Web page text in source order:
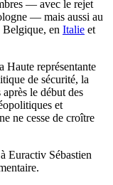
— avec le rejet
— mais aussi au
en Italie et
Haute représentante
de sécurité, la
le début des
et
ne cesse de croître
Euractiv Sébastien